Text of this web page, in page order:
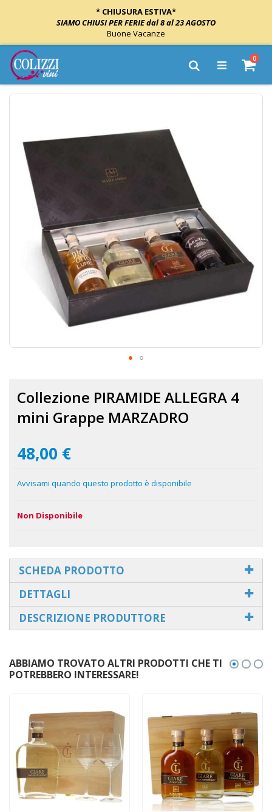
* CHIUSURA ESTIVA*
SIAMO CHIUSI PER FERIE dal 8 al 23 AGOSTO
Buone Vacanze
Salta
al
contenuto
Cart
0
Cerca
Vai
galleria
immagini
della
galleria
immagini
Collezione PIRAMIDE ALLEGRA 4
mini Grappe MARZADRO
48,00 €
Avvisami quando questo prodotto è disponibile
Non Disponibile
SCHEDA PRODOTTO
DETTAGLI
DESCRIZIONE PRODUTTORE
ABBIAMO TROVATO ALTRI PRODOTTI CHE TI
POTREBBERO INTERESSARE!